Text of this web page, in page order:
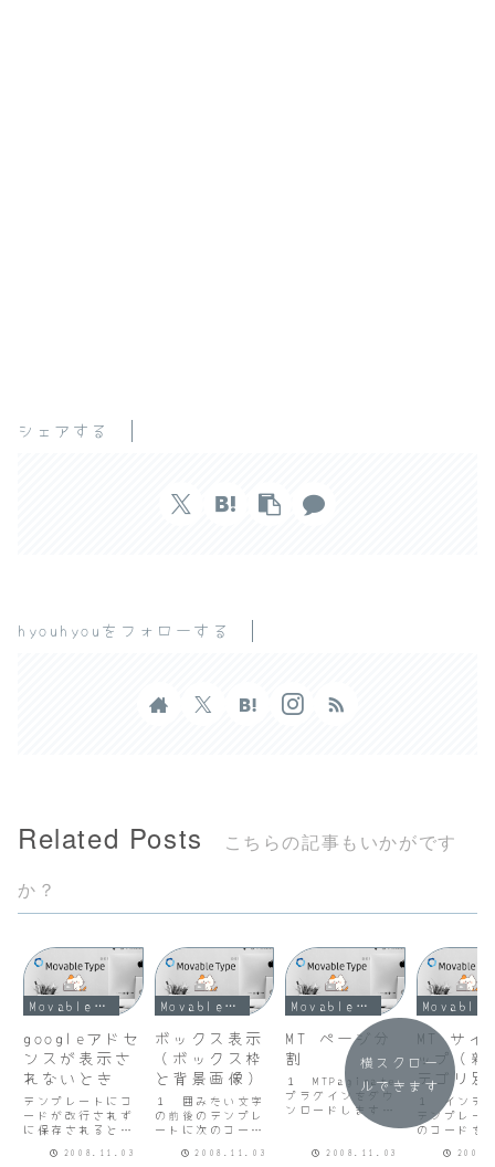
シェアする
hyouhyouをフォローする
Related Posts
こちらの記事もいかがです
か？
Movable Type
googleアドセ
ンスが表示さ
れないとき
テンプレートにコ
ードが改行されず
に保存されると表
ンプレート入力欄
2008.11.03
Movable Type
ボックス表示
（ボックス枠
と背景画像）
１ 囲みたい文字
の前後のテンプレ
ートに次のコード
<div
2008.11.03
Movable Type
MT ページ分
割
１ MTPaginate
プラグインをダウ
ンロードします。
MTPaginateプラ
MTPaginateプラ
2008.11.03
MT サイ
ップ（親
テゴリ別
表示
１ インデ
テンプレー
のコードを
横スクロー
ルできます